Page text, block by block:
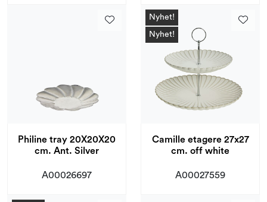
Philine tray 20X20X20
cm. Ant. Silver
A00026697
Nyhet!
Nyhet!
Camille etagere 27x27
cm. off white
A00027559